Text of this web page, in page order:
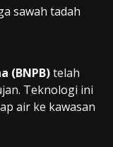
sawah tadah
(BNPB)telah
Teknologi ini
air ke kawasan